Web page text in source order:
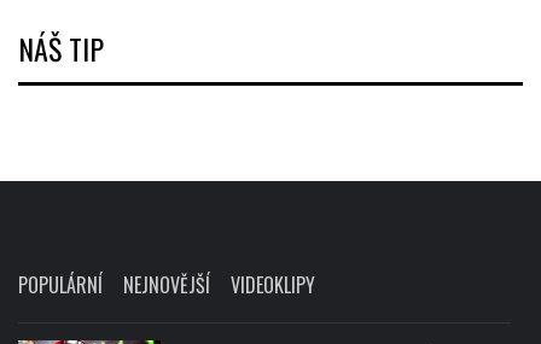
NÁŠ TIP
POPULÁRNÍ NEJNOVĚJŠÍ VIDEOKLIPY